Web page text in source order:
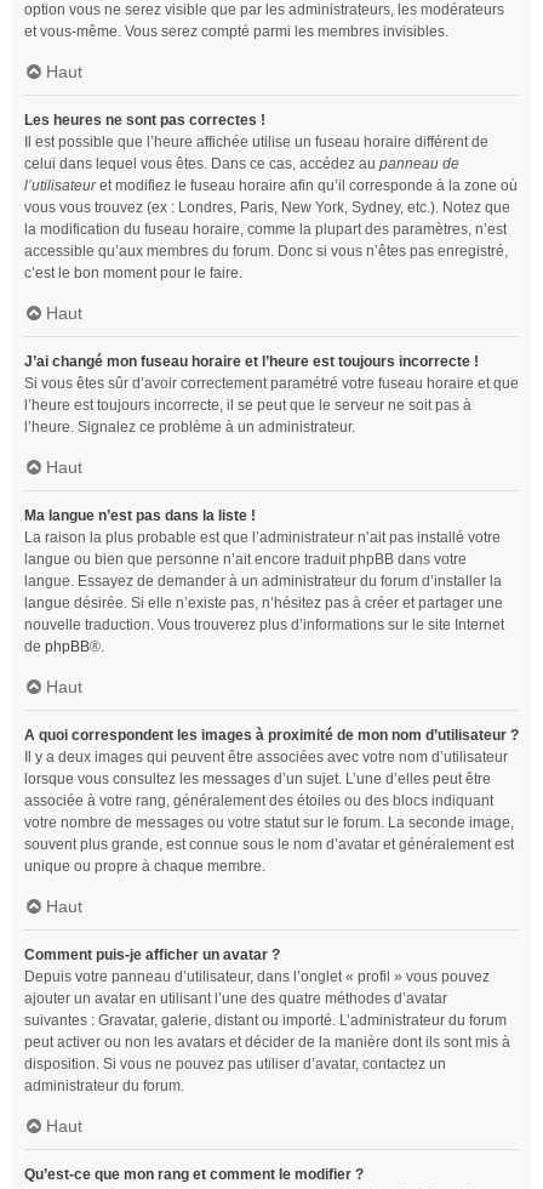
option vous ne serez visible que par les administrateurs, les modérateurs
et vous-même. Vous serez compté parmi les membres invisibles.
Haut
Les heures ne sont pas correctes !
Il est possible que l’heure affichée utilise un fuseau horaire différent de
celui dans lequel vous êtes. Dans ce cas, accédez au panneau de
l’utilisateuret modifiez le fuseau horaire afin qu’il corresponde à la zone où
vous vous trouvez (ex : Londres, Paris, New York, Sydney, etc.). Notez que
la modification du fuseau horaire, comme la plupart des paramètres, n’est
accessible qu’aux membres du forum. Donc si vous n’êtes pas enregistré,
c’est le bon moment pour le faire.
Haut
J’ai changé mon fuseau horaire et l’heure est toujours incorrecte !
Si vous êtes sûr d’avoir correctement paramétré votre fuseau horaire et que
l’heure est toujours incorrecte, il se peut que le serveur ne soit pas à
l’heure. Signalez ce problème à un administrateur.
Haut
Ma langue n’est pas dans la liste !
La raison la plus probable est que l’administrateur n’ait pas installé votre
langue ou bien que personne n’ait encore traduit phpBB dans votre
langue. Essayez de demander à un administrateur du forum d’installer la
langue désirée. Si elle n’existe pas, n’hésitez pas à créer et partager une
nouvelle traduction. Vous trouverez plus d’informations sur le site Internet
de phpBB®.
Haut
A quoi correspondent les images à proximité de mon nom d’utilisateur ?
Il y a deux images qui peuvent être associées avec votre nom d’utilisateur
lorsque vous consultez les messages d’un sujet. L’une d’elles peut être
associée à votre rang, généralement des étoiles ou des blocs indiquant
votre nombre de messages ou votre statut sur le forum. La seconde image,
souvent plus grande, est connue sous le nom d’avatar et généralement est
unique ou propre à chaque membre.
Haut
Comment puis-je afficher un avatar ?
Depuis votre panneau d’utilisateur, dans l’onglet « profil » vous pouvez
ajouter un avatar en utilisant l’une des quatre méthodes d’avatar
suivantes : Gravatar, galerie, distant ou importé. L’administrateur du forum
peut activer ou non les avatars et décider de la manière dont ils sont mis à
disposition. Si vous ne pouvez pas utiliser d’avatar, contactez un
administrateur du forum.
Haut
Qu’est-ce que mon rang et comment le modifier ?